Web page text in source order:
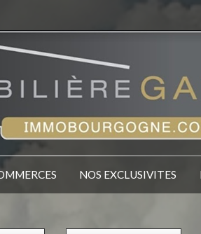
NOS EXCLUSIVITES